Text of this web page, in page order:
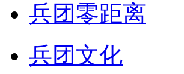
兵团零距离
兵团文化